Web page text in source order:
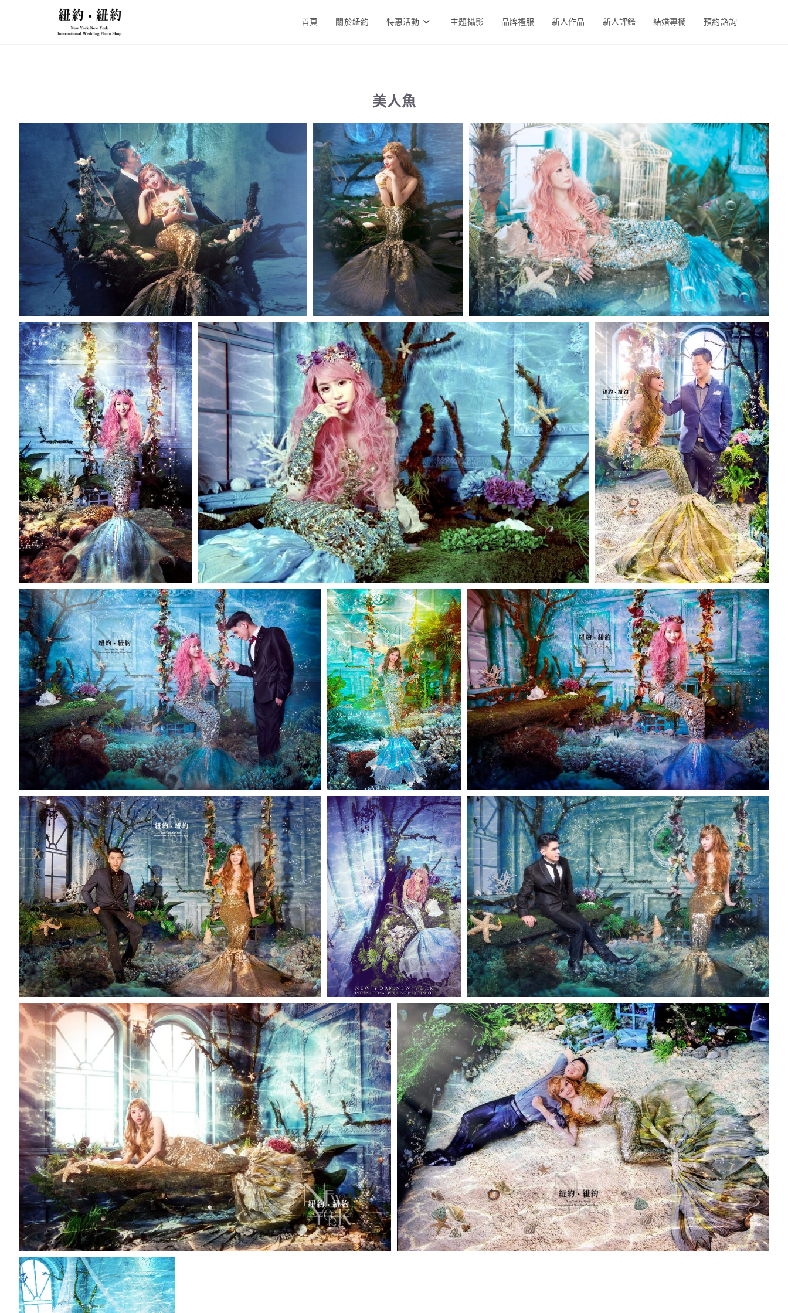
首頁 關於紐約 特惠活動 主題攝影 品牌禮服 新人作品 新人評鑑 結婚專欄 預約諮詢
美人魚